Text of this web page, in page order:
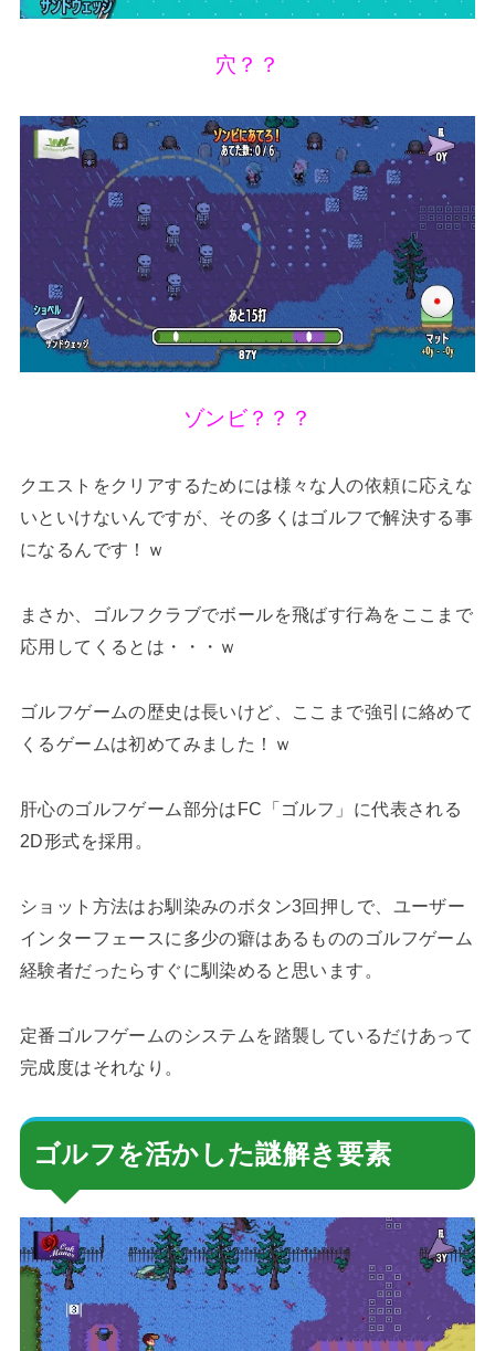
穴？？
ゾンビ？？？
クエストをクリアするためには様々な人の依頼に応えな
いといけないんですが、その多くはゴルフで解決する事
になるんです！ｗ
まさか、ゴルフクラブでボールを飛ばす行為をここまで
応用してくるとは・・・ｗ
ゴルフゲームの歴史は長いけど、ここまで強引に絡めて
くるゲームは初めてみました！ｗ
肝心のゴルフゲーム部分はFC「ゴルフ」に代表される
2D形式を採用。
ショット方法はお馴染みのボタン3回押しで、ユーザー
インターフェースに多少の癖はあるもののゴルフゲーム
経験者だったらすぐに馴染めると思います。
定番ゴルフゲームのシステムを踏襲しているだけあって
完成度はそれなり。
ゴルフを活かした謎解き要素